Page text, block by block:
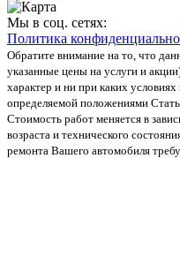
Мы в соц. сетях:
Политика
Обратите внимание на то, что
указанные цены на услуги и
характер и ни при каких
определяемой положениями
Стоимость работ меняется в
возраста и технического
ремонта Вашего автомобиля